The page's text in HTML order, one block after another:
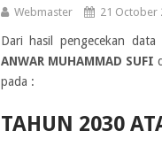
Webmaster 21 October
Dari hasil pengecekan
ANWAR MUHAMMAD SUFI
pada :
TAHUN 2030